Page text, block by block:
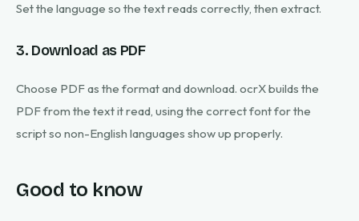
Set the language so the text reads correctly, then extract.
3. Download as PDF
Choose PDF as the format and download. ocrX builds the
PDF from the text it read, using the correct font for the
script so non-English languages show up properly.
Good to know